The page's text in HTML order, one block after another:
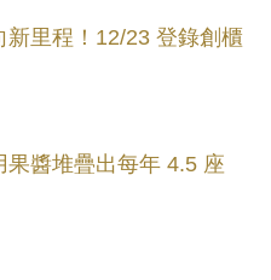
新里程！12/23 登錄創櫃
果醬堆疊出每年 4.5 座